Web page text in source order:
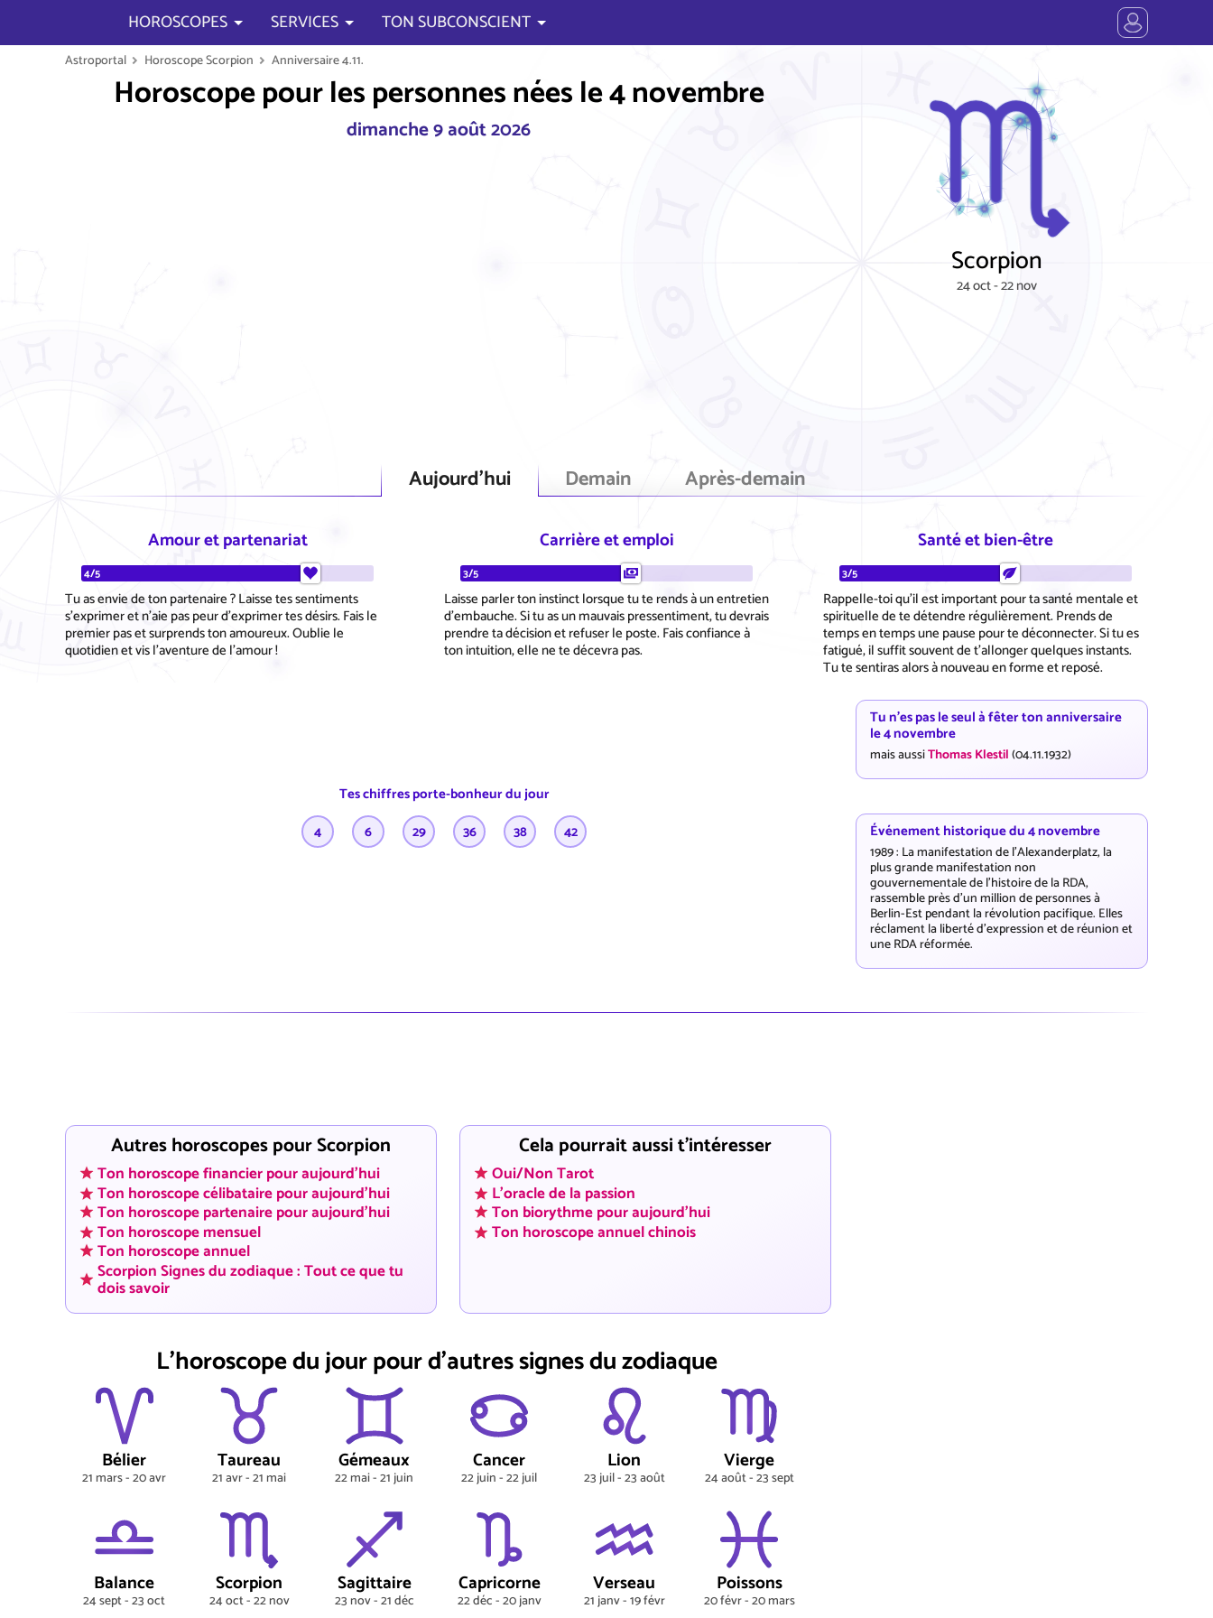
HOROSCOPES SERVICES TON SUBCONSCIENT
Astroportal Horoscope Scorpion Anniversaire 4.11.
Horoscope pour les personnes nées le 4 novembre
dimanche 9 août 2026
Scorpion
24 oct - 22 nov
Aujourd'hui Demain Après-demain
Amour et partenariat
4/5
Tu as envie de ton partenaire ? Laisse tes sentiments
s'exprimer et n'aie pas peur d'exprimer tes désirs. Fais le
premier pas et surprends ton amoureux. Oublie le
quotidien et vis l'aventure de l'amour !
Carrière et emploi
3/5
Laisse parler ton instinct lorsque tu te rends à un entretien
d'embauche. Si tu as un mauvais pressentiment, tu devrais
prendre ta décision et refuser le poste. Fais confiance à
ton intuition, elle ne te décevra pas.
Santé et bien-être
3/5
Rappelle-toi qu'il est important pour ta santé mentale et
spirituelle de te détendre régulièrement. Prends de
temps en temps une pause pour te déconnecter. Si tu es
fatigué, il suffit souvent de t'allonger quelques instants.
Tu te sentiras alors à nouveau en forme et reposé.
Tes chiffres porte-bonheur du jour
4
6 29 36 38 42
Tu n'es pas le seul à fêter ton anniversaire
le 4 novembre
mais aussiThomas Klestil(04.11.1932)
Événement historique du 4 novembre
1989 : La manifestation de l'Alexanderplatz, la
plus grande manifestation non
gouvernementale de l'histoire de la RDA,
rassemble près d'un million de personnes à
Berlin-Est pendant la révolution pacifique. Elles
réclament la liberté d'expression et de réunion et
une RDA réformée.
Autres horoscopes pour Scorpion
Ton horoscope financier pour aujourd'hui
Ton horoscope célibataire pour aujourd'hui
Ton horoscope partenaire pour aujourd'hui
Ton horoscope mensuel
Ton horoscope annuel
Scorpion Signes du zodiaque : Tout ce que tu
dois savoir
Cela pourrait aussi t'intéresser
Oui/Non Tarot
L'oracle de la passion
Ton biorythme pour aujourd'hui
Ton horoscope annuel chinois
L'horoscope du jour pour d'autres signes du zodiaque
Bélier
21 mars - 20 avr
Taureau
21 avr - 21 mai
Gémeaux
22 mai - 21 juin
Cancer
22 juin - 22 juil
Lion
23 juil - 23 août
Vierge
24 août - 23 sept
Balance
24 sept - 23 oct
Scorpion
24 oct - 22 nov
Sagittaire
23 nov - 21 déc
Capricorne
22 déc - 20 janv
Verseau
21 janv - 19 févr
Poissons
20 févr - 20 mars